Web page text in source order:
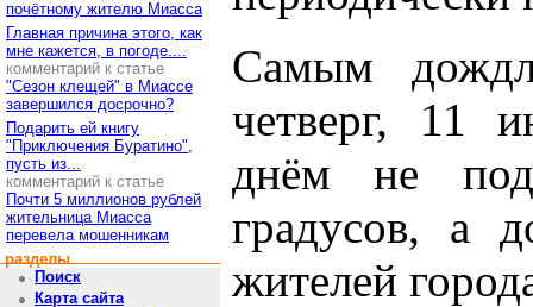
почётному жителю Миасса
Главная причина этого, как
мне кажется, в погоде....
комментарий к статье
"Сезон клещей" в Миассе
завершился досрочно?
Подарить ей книгу
"Приключения Буратино",
пусть из...
комментарий к статье
Почти 5 миллионов рублей
жительница Миасса
перевела мошенникам
разделы
Поиск
Карта сайта
Самым
четверг, 11
днём не
градусов, а
жителей